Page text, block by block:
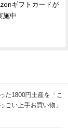
ギフトカードが
施中
た1800円土産を「こ
い上手お買い物」